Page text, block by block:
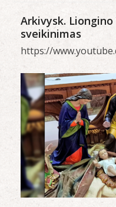
Arkivysk. Liongino
sveikinimas
https://